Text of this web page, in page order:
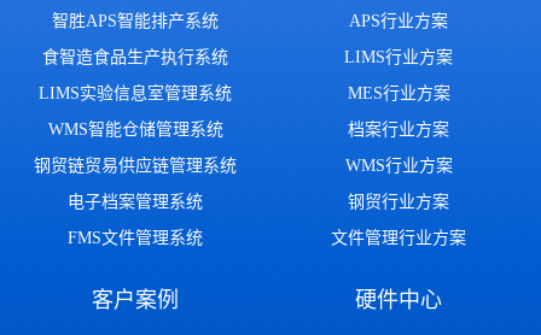
智胜APS智能排产系统
食智造食品生产执行系统
LIMS实验信息室管理系统
WMS智能仓储管理系统
钢贸链贸易供应链管理系统
电子档案管理系统
FMS文件管理系统
APS行业方案
LIMS行业方案
MES行业方案
档案行业方案
WMS行业方案
钢贸行业方案
文件管理行业方案
客户案例 硬件中心